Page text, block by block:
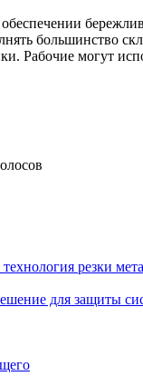
большинство
Рабочие могут
резки
для защиты